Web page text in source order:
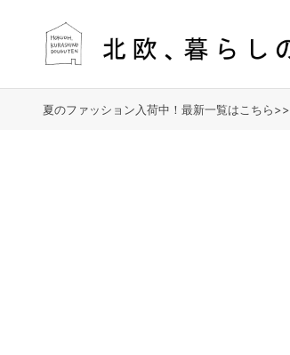
夏のファッション入荷中！最新一覧はこちら>>